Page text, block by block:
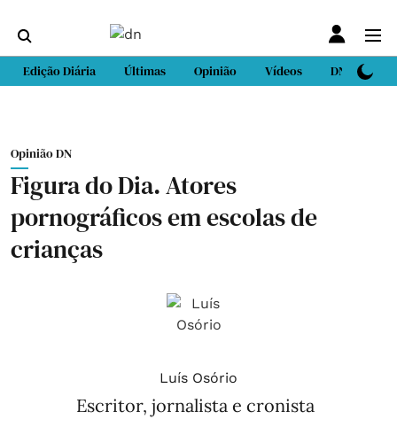
Edição Diária Últimas Opinião Vídeos DN Sport
Opinião DN
Figura do Dia. Atores
pornográficos em escolas de
crianças
Luís Osório
Escritor, jornalista e cronista